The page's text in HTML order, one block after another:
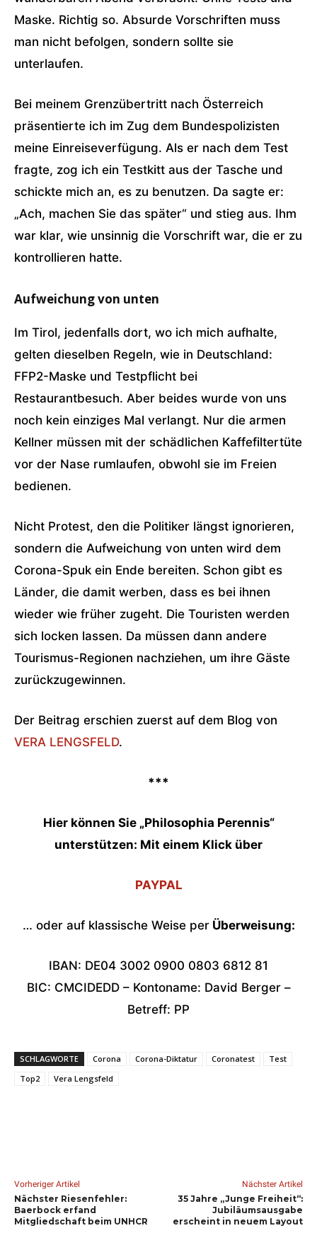
Maske. Richtig so. Absurde Vorschriften muss
man nicht befolgen, sondern sollte sie
unterlaufen.
Bei meinem Grenzübertritt nach Österreich
präsentierte ich im Zug dem Bundespolizisten
meine Einreiseverfügung. Als er nach dem Test
fragte, zog ich ein Testkitt aus der Tasche und
schickte mich an, es zu benutzen. Da sagte er:
„Ach, machen Sie das später“ und stieg aus. Ihm
war klar, wie unsinnig die Vorschrift war, die er zu
kontrollieren hatte.
Aufweichung von unten
Im Tirol, jedenfalls dort, wo ich mich aufhalte,
gelten dieselben Regeln, wie in Deutschland:
FFP2-Maske und Testpflicht bei
Restaurantbesuch. Aber beides wurde von uns
noch kein einziges Mal verlangt. Nur die armen
Kellner müssen mit der schädlichen Kaffefiltertüte
vor der Nase rumlaufen, obwohl sie im Freien
bedienen.
Nicht Protest, den die Politiker längst ignorieren,
sondern die Aufweichung von unten wird dem
Corona-Spuk ein Ende bereiten. Schon gibt es
Länder, die damit werben, dass es bei ihnen
wieder wie früher zugeht. Die Touristen werden
sich locken lassen. Da müssen dann andere
Tourismus-Regionen nachziehen, um ihre Gäste
zurückzugewinnen.
Der Beitrag erschien zuerst auf dem Blog von
VERA LENGSFELD.
***
Hier können Sie „Philosophia Perennis“
unterstützen: Mit einem Klick über
PAYPAL
… oder auf klassische Weise perÜberweisung:
IBAN: DE04 3002 0900 0803 6812 81
BIC: CMCIDEDD – Kontoname: David Berger –
Betreff: PP
SCHLAGWORTE Corona Corona-Diktatur Coronatest
Test
Top2
Vera Lengsfeld
Vorheriger Artikel
Nächster Riesenfehler:
Baerbock erfand
Mitgliedschaft beim UNHCR
Nächster Artikel
35 Jahre „Junge Freiheit“:
Jubiläumsausgabe
erscheint in neuem Layout